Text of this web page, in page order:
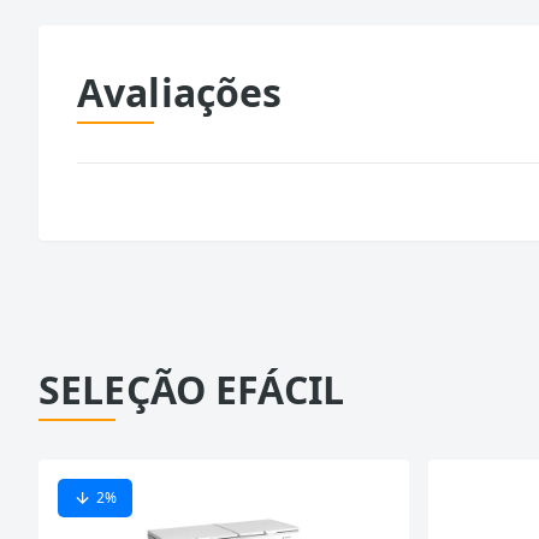
Avaliações
SELEÇÃO EFÁCIL
2%